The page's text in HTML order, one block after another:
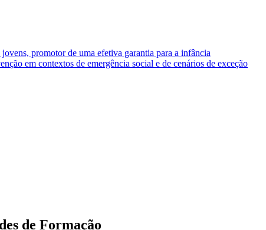
promotor de uma efetiva garantia para a infância
em contextos de emergência social e de cenários de exceção
de Formação